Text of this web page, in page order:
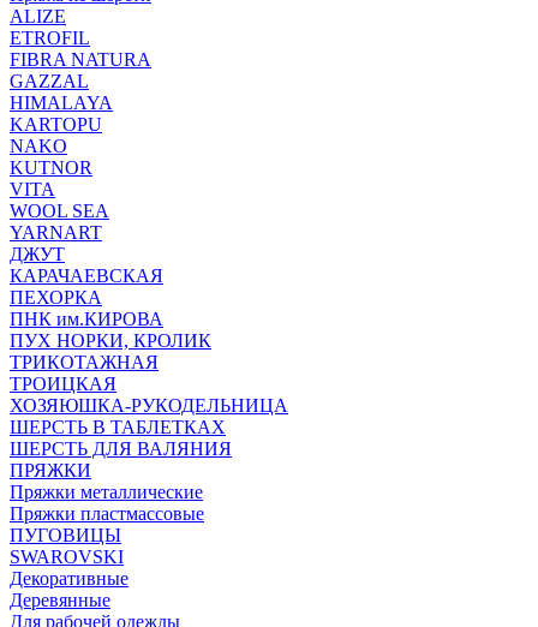
ALIZE
ETROFIL
FIBRA NATURA
GAZZAL
HIMALAYA
KARTOPU
NAKO
KUTNOR
VITA
WOOL SEA
YARNART
ДЖУТ
КАРАЧАЕВСКАЯ
ПЕХОРКА
ПНК им.КИРОВА
ПУХ НОРКИ, КРОЛИК
ТРИКОТАЖНАЯ
ТРОИЦКАЯ
ХОЗЯЮШКА-РУКОДЕЛЬНИЦА
ШЕРСТЬ В ТАБЛЕТКАХ
ШЕРСТЬ ДЛЯ ВАЛЯНИЯ
ПРЯЖКИ
Пряжки металлические
Пряжки пластмассовые
ПУГОВИЦЫ
SWAROVSKI
Декоративные
Деревянные
Для рабочей одежды